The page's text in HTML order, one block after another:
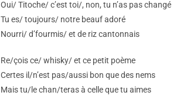
Oui/ Titoche/ c’est toi/, non, tu n’as pas changé
Tu es/ toujours/ notre beauf adoré
Nourri/ d’fourmis/ et de riz cantonnais
Re/çois ce/ whisky/ et ce petit poème
Certes il/n’est pas/aussi bon que des nems
Mais tu/le chan/teras à celle que tu aimes